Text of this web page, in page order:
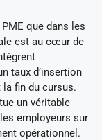
que dans les
est au cœur de
taux d’insertion
fin du cursus.
un véritable
employeurs sur
opérationnel.